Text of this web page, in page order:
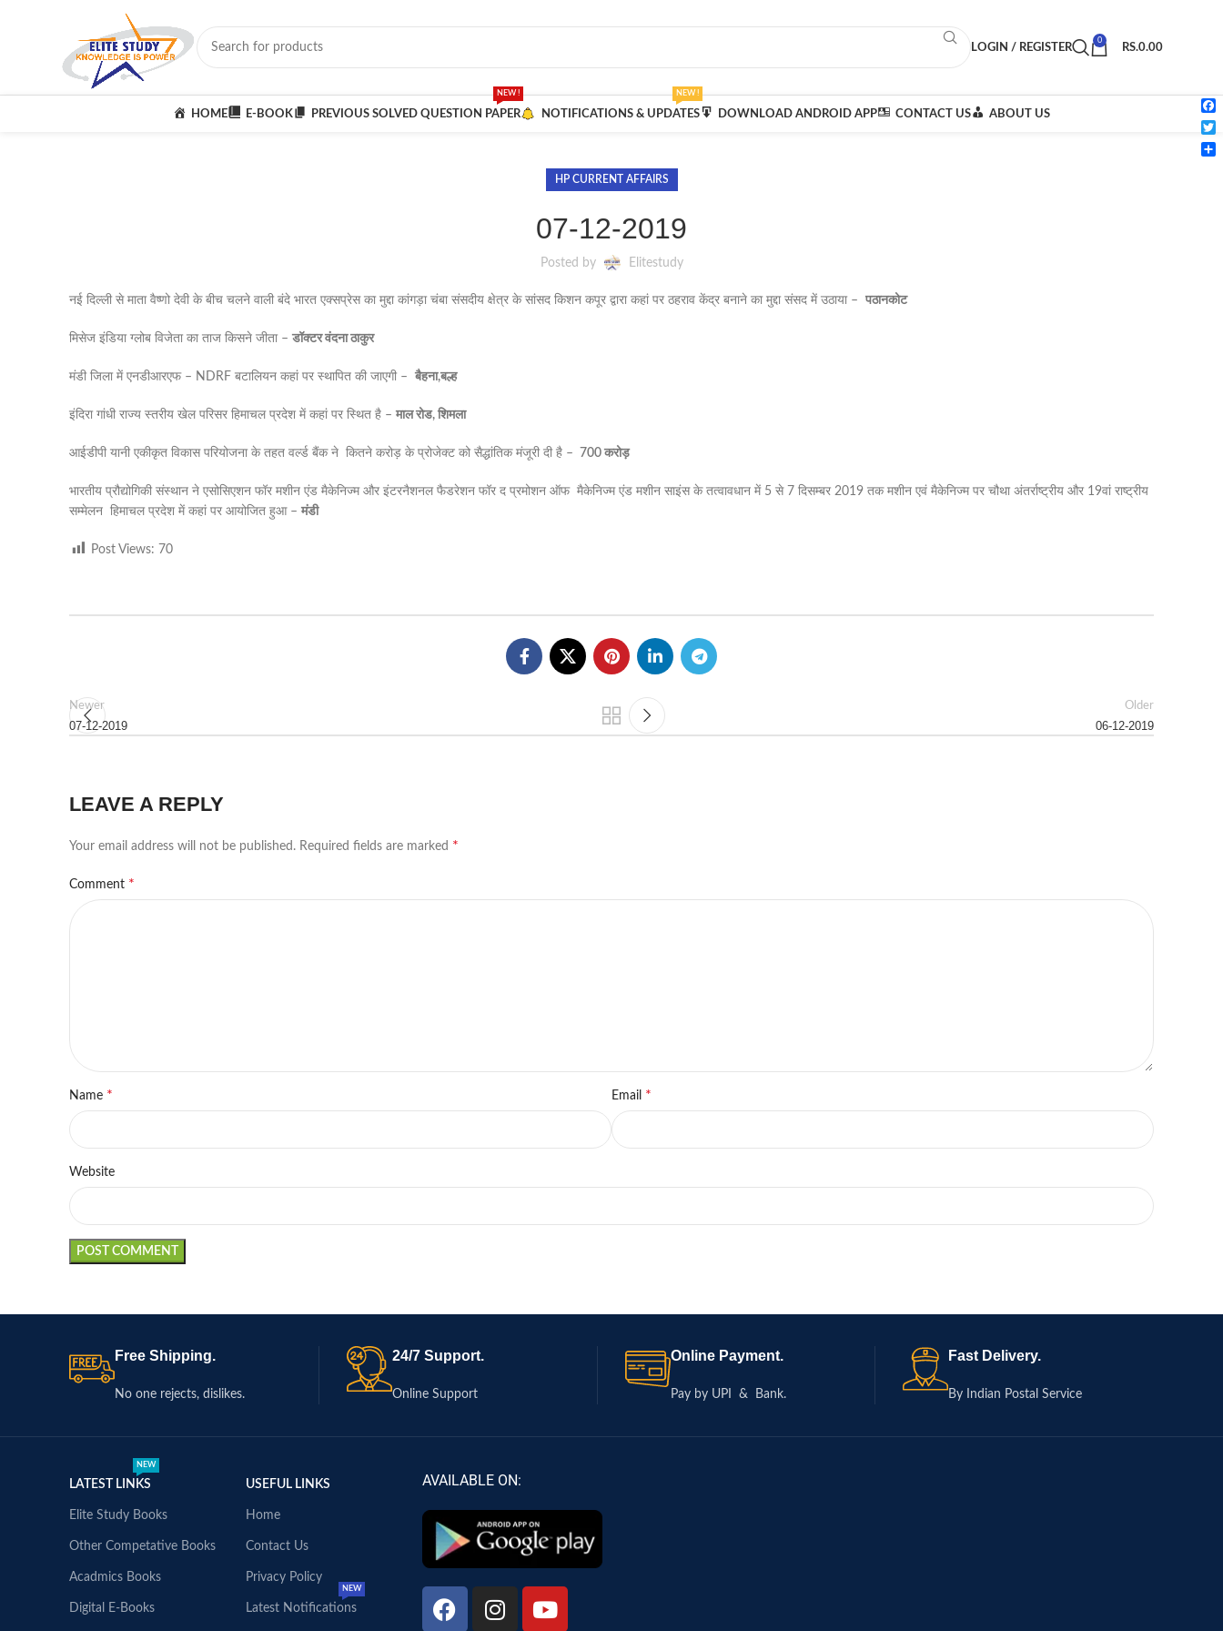
LOGIN / REGISTER
0
RS.0.00
HOME E-BOOK PREVIOUS SOLVED QUESTION PAPER
NEW !
NOTIFICATIONS & UPDATES
NEW !
DOWNLOAD ANDROID APP CONTACT US ABOUT US
HP CURRENT AFFAIRS
07-12-2019
Posted by Elitestudy
नई दिल्ली से माता वैष्णो देवी के बीच चलने वाली बंदे भारत एक्सप्रेस का मुद्दा कांगड़ा चंबा संसदीय क्षेत्र के सांसद किशन कपूर द्वारा कहां पर ठहराव केंद्र बनाने का मुद्दा संसद में उठाया – पठानकोट
मिसेज इंडिया ग्लोब विजेता का ताज किसने जीता – डॉक्टर वंदना ठाकुर
मंडी जिला में एनडीआरएफ – NDRF बटालियन कहां पर स्थापित की जाएगी – बैहना,बल्ह
इंदिरा गांधी राज्य स्तरीय खेल परिसर हिमाचल प्रदेश में कहां पर स्थित है – माल रोड, शिमला
आईडीपी यानी एकीकृत विकास परियोजना के तहत वर्ल्ड बैंक ने कितने करोड़ के प्रोजेक्ट को सैद्धांतिक मंजूरी दी है – 700 करोड़
भारतीय प्रौद्योगिकी संस्थान ने एसोसिएशन फॉर मशीन एंड मैकेनिज्म और इंटरनैशनल फैडरेशन फॉर द प्रमोशन ऑफ मैकेनिज्म एंड मशीन साइंस के तत्वावधान में 5 से 7 दिसम्बर 2019 तक मशीन एवं मैकेनिज्म पर चौथा अंतर्राष्ट्रीय और 19वां राष्ट्रीय
सम्मेलन हिमाचल प्रदेश में कहां पर आयोजित हुआ – मंडी
Post Views: 70
Newer
07-12-2019
Older
06-12-2019
LEAVE A REPLY
Your email address will not be published. Required fields are marked *
Comment *
Name * Email *
Website
Free Shipping.
No one rejects, dislikes.
24/7 Support.
Online Support
Online Payment.
Pay by UPI & Bank.
Fast Delivery.
By Indian Postal Service
LATEST LINKS
NEW
Elite Study Books
Other Competative Books
Acadmics Books
Digital E-Books
USEFUL LINKS
Home
Contact Us
Privacy Policy
Latest Notifications
NEW
AVAILABLE ON: